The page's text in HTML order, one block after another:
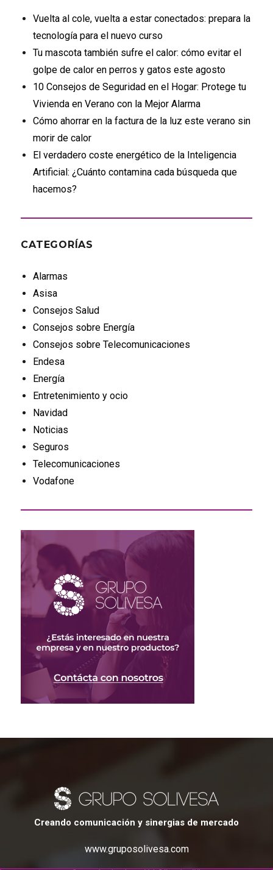
Vuelta al cole, vuelta a estar conectados: prepara la
tecnología para el nuevo curso
Tu mascota también sufre el calor: cómo evitar el
golpe de calor en perros y gatos este agosto
10 Consejos de Seguridad en el Hogar: Protege tu
Vivienda en Verano con la Mejor Alarma
Cómo ahorrar en la factura de la luz este verano sin
morir de calor
El verdadero coste energético de la Inteligencia
Artificial: ¿Cuánto contamina cada búsqueda que
hacemos?
CATEGORÍAS
Alarmas
Asisa
Consejos Salud
Consejos sobre Energía
Consejos sobre Telecomunicaciones
Endesa
Energía
Entretenimiento y ocio
Navidad
Noticias
Seguros
Telecomunicaciones
Vodafone
Creando comunicación y sinergias de mercado
www.gruposolivesa.com